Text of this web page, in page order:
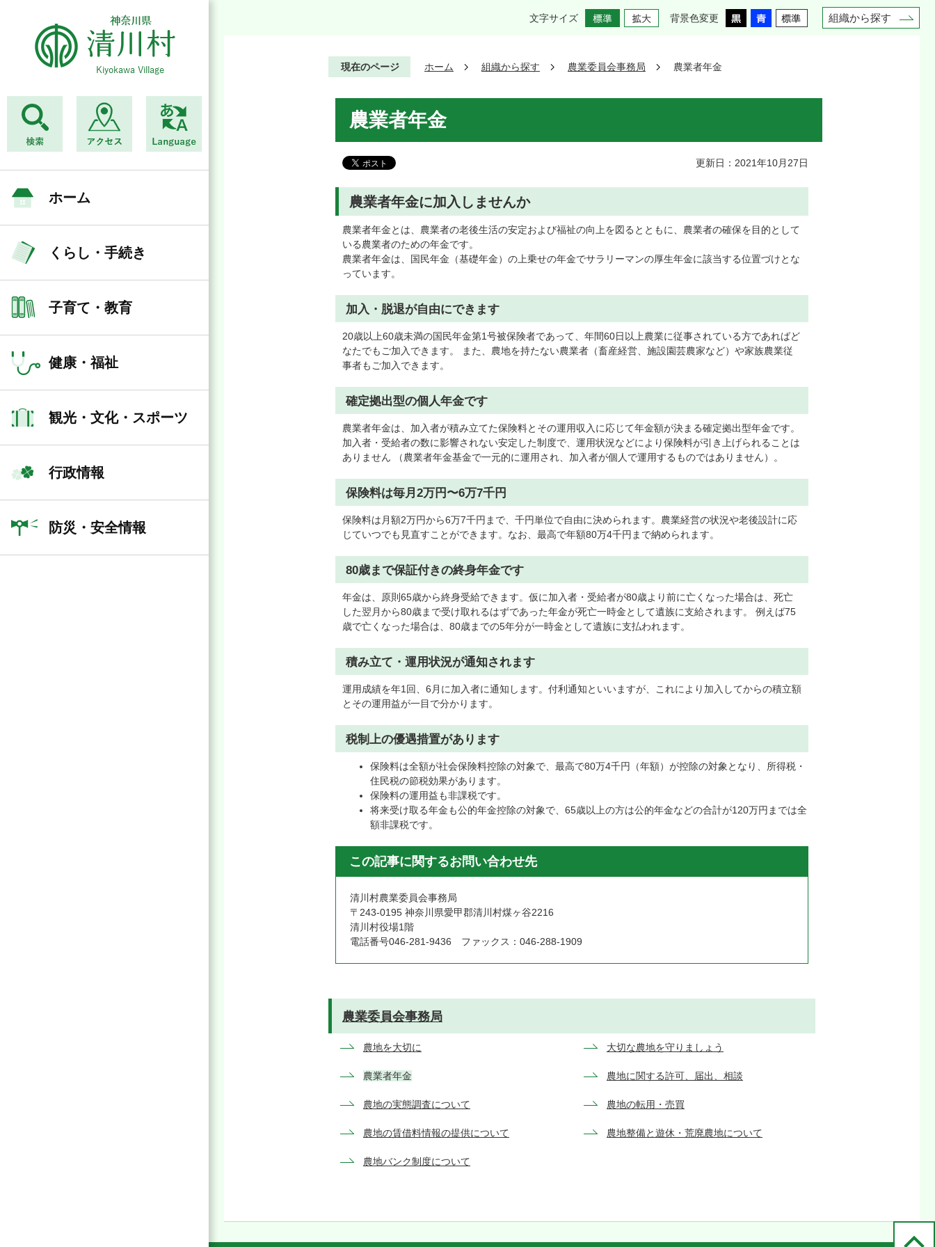
ホーム
くらし・手続き
子育て・教育
健康・福祉
観光・文化・スポーツ
行政情報
防災・安全情報
文字サイズ 背景色変更 組織から探す
現在のページ ホーム 組織から探す 農業委員会事務局 農業者年金
農業者年金
更新日：2021年10月27日
農業者年金に加入しませんか
農業者年金とは、農業者の老後生活の安定および福祉の向上を図るとともに、農業者の確保を目的として
いる農業者のための年金です。
農業者年金は、国民年金（基礎年金）の上乗せの年金でサラリーマンの厚生年金に該当する位置づけとな
っています。
加入・脱退が自由にできます
20歳以上60歳未満の国民年金第1号被保険者であって、年間60日以上農業に従事されている方であればど
なたでもご加入できます。 また、農地を持たない農業者（畜産経営、施設園芸農家など）や家族農業従
事者もご加入できます。
確定拠出型の個人年金です
農業者年金は、加入者が積み立てた保険料とその運用収入に応じて年金額が決まる確定拠出型年金です。
加入者・受給者の数に影響されない安定した制度で、運用状況などにより保険料が引き上げられることは
ありません （農業者年金基金で一元的に運用され、加入者が個人で運用するものではありません）。
保険料は毎月2万円〜6万7千円
保険料は月額2万円から6万7千円まで、千円単位で自由に決められます。農業経営の状況や老後設計に応
じていつでも見直すことができます。なお、最高で年額80万4千円まで納められます。
80歳まで保証付きの終身年金です
年金は、原則65歳から終身受給できます。仮に加入者・受給者が80歳より前に亡くなった場合は、死亡
した翌月から80歳まで受け取れるはずであった年金が死亡一時金として遺族に支給されます。 例えば75
歳で亡くなった場合は、80歳までの5年分が一時金として遺族に支払われます。
積み立て・運用状況が通知されます
運用成績を年1回、6月に加入者に通知します。付利通知といいますが、これにより加入してからの積立額
とその運用益が一目で分かります。
税制上の優遇措置があります
保険料は全額が社会保険料控除の対象で、最高で80万4千円（年額）が控除の対象となり、所得税・
住民税の節税効果があります。
保険料の運用益も非課税です。
将来受け取る年金も公的年金控除の対象で、65歳以上の方は公的年金などの合計が120万円までは全
額非課税です。
この記事に関するお問い合わせ先
清川村農業委員会事務局
〒243-0195 神奈川県愛甲郡清川村煤ヶ谷2216
清川村役場1階
電話番号046-281-9436 ファックス：046-288-1909
農業委員会事務局
農地を大切に 大切な農地を守りましょう
農業者年金 農地に関する許可、届出、相談
農地の実態調査について 農地の転用・売買
農地の賃借料情報の提供について 農地整備と遊休・荒廃農地について
農地バンク制度について